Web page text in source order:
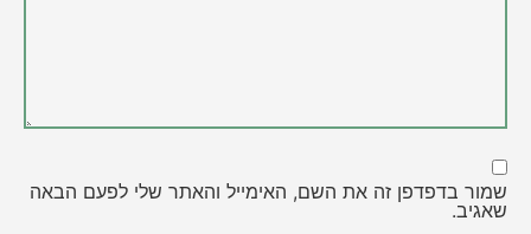
שמור בדפדפן זה את השם, האימייל והאתר שלי לפעם הבאה
שאגיב.